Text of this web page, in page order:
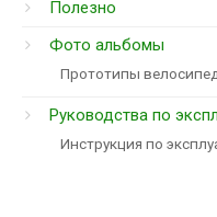
Полезно
Фото альбомы
Прототипы
Руководства по
Инструкция по